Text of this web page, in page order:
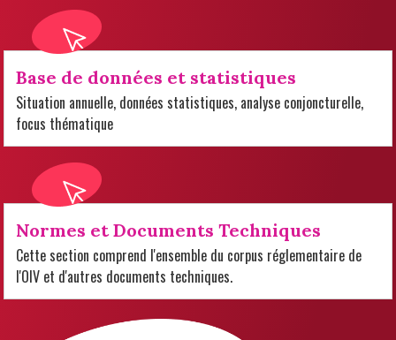
Base de données et statistiques
Situation annuelle, données statistiques, analyse conjoncturelle,
focus thématique
Normes et Documents Techniques
Cette section comprend l'ensemble du corpus réglementaire de
l'OIV et d'autres documents techniques.